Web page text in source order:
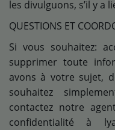
les divulguons, s’il y a
QUESTIONS ET
Si vous souhaitez:
supprimer toute
avons à votre sujet,
souhaitez
contactez notre
confidentialité à